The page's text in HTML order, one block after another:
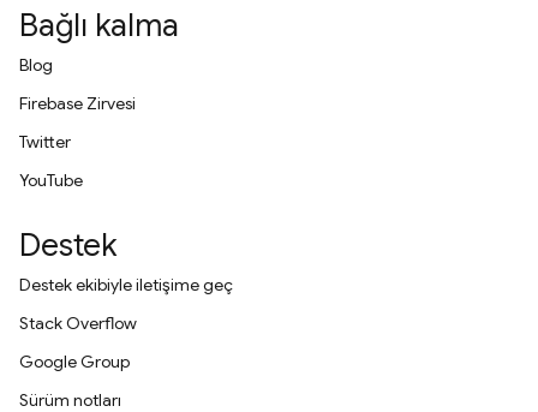
Bağlı kalma
Blog
Firebase Zirvesi
Twitter
YouTube
Destek
Destek ekibiyle iletişime geç
Stack Overflow
Google Group
Sürüm notları